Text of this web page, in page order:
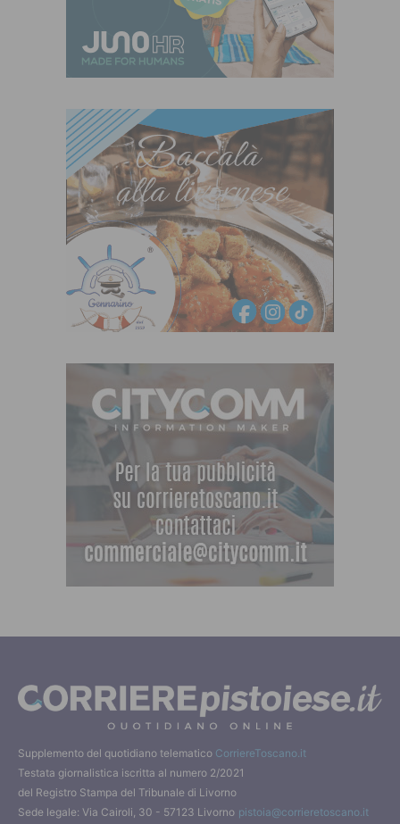
Supplemento del quotidiano telematico CorriereToscano.it
Testata giornalistica iscritta al numero 2/2021
del Registro Stampa del Tribunale di Livorno
Sede legale: Via Cairoli, 30 - 57123 Livorno pistoia@corrieretoscano.it